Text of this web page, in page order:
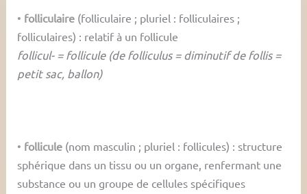
• folliculaire (folliculaire ; pluriel : folliculaires ;
folliculaires) : relatif à un follicule
follicul- = follicule (de folliculus = diminutif de follis =
petit sac, ballon)
• follicule (nom masculin ; pluriel : follicules) : structure
sphérique dans un tissu ou un organe, renfermant une
substance ou un groupe de cellules spécifiques